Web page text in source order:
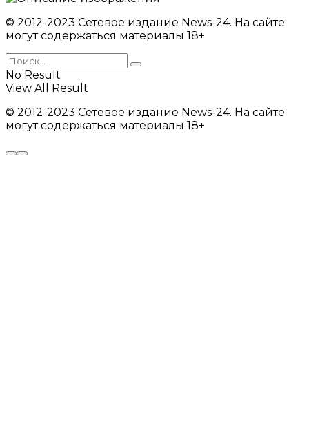
© 2012-2023 Сетевое издание News-24. На сайте
могут содержаться материалы 18+
No Result
View All Result
© 2012-2023 Сетевое издание News-24. На сайте
могут содержаться материалы 18+